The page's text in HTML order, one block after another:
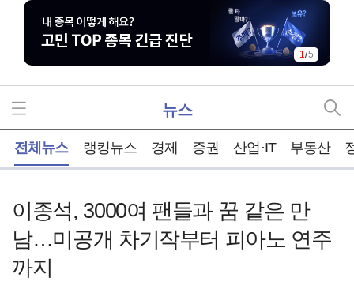
1/5
뉴스
전체뉴스 랭킹뉴스 경제 증권 산업·IT 부동산
이종석, 3000여 팬들과 꿈 같은 만
남…미공개 차기작부터 피아노 연주
까지